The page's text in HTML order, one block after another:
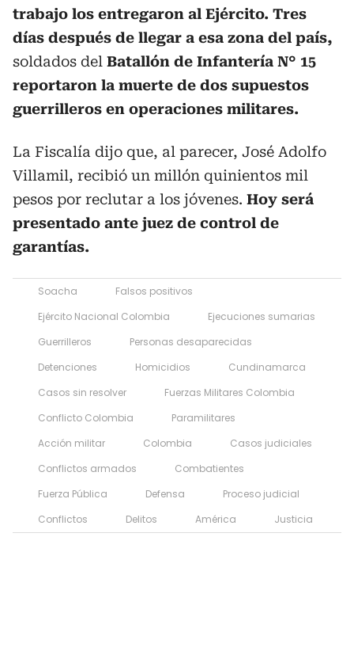
trabajo los entregaron al Ejército. Tres
días después de llegar a esa zona del país,
soldados del Batallón de Infantería N° 15
reportaron la muerte de dos supuestos
guerrilleros en operaciones militares.
La Fiscalía dijo que, al parecer, José Adolfo
Villamil, recibió un millón quinientos mil
pesos por reclutar a los jóvenes. Hoy será
presentado ante juez de control de
garantías.
Soacha
Falsos positivos
Ejército Nacional Colombia
Ejecuciones sumarias
Guerrilleros
Personas desaparecidas
Detenciones
Homicidios
Cundinamarca
Casos sin resolver
Fuerzas Militares Colombia
Conflicto Colombia
Paramilitares
Acción militar
Colombia
Casos judiciales
Conflictos armados
Combatientes
Fuerza Pública
Defensa
Proceso judicial
Conflictos
Delitos América Justicia